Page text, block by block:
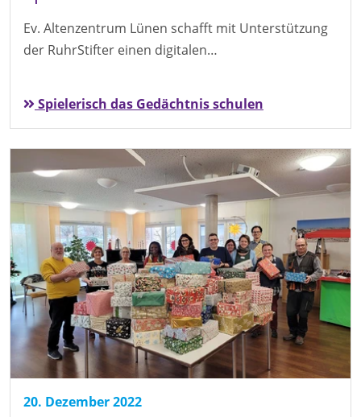
Ev. Altenzentrum Lünen schafft mit Unterstützung
der RuhrStifter einen digitalen…
Spielerisch das Gedächtnis schulen
20. Dezember 2022